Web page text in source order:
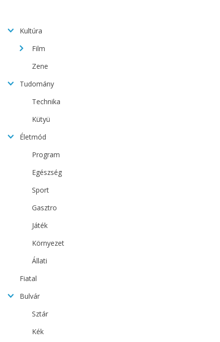
Kultúra
Film
Zene
Tudomány
Technika
Kütyü
Életmód
Program
Egészség
Sport
Gasztro
Játék
Környezet
Állati
Fiatal
Bulvár
Sztár
Kék